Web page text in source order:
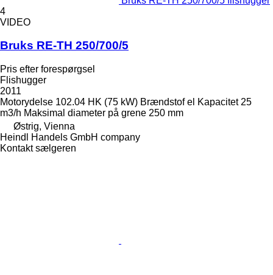
4
VIDEO
Bruks RE-TH 250/700/5
Pris efter forespørgsel
Flishugger
2011
Motorydelse 102.04 HK (75 kW) Brændstof el Kapacitet 25
m3/h Maksimal diameter på grene 250 mm
Østrig, Vienna
Heindl Handels GmbH company
Kontakt sælgeren